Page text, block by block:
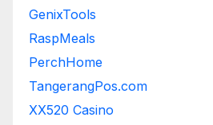
GenixTools
RaspMeals
PerchHome
TangerangPos.com
XX520 Casino